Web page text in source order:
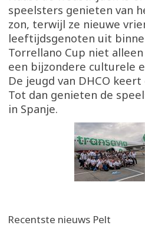
speelsters genieten van
zon, terwijl ze nieuwe
leeftijdsgenoten uit
Torrellano Cup niet
een bijzondere culturele
De jeugd van DHCO
Tot dan genieten de
in Spanje.
Recentste nieuws Pelt